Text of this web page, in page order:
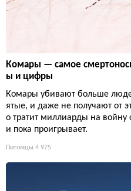
Комары — самое
ы и цифры
Комары убивают больше
ятые, и даже не получают от
о тратит миллиарды на
и пока проигрывает.
Питомцы 4 975